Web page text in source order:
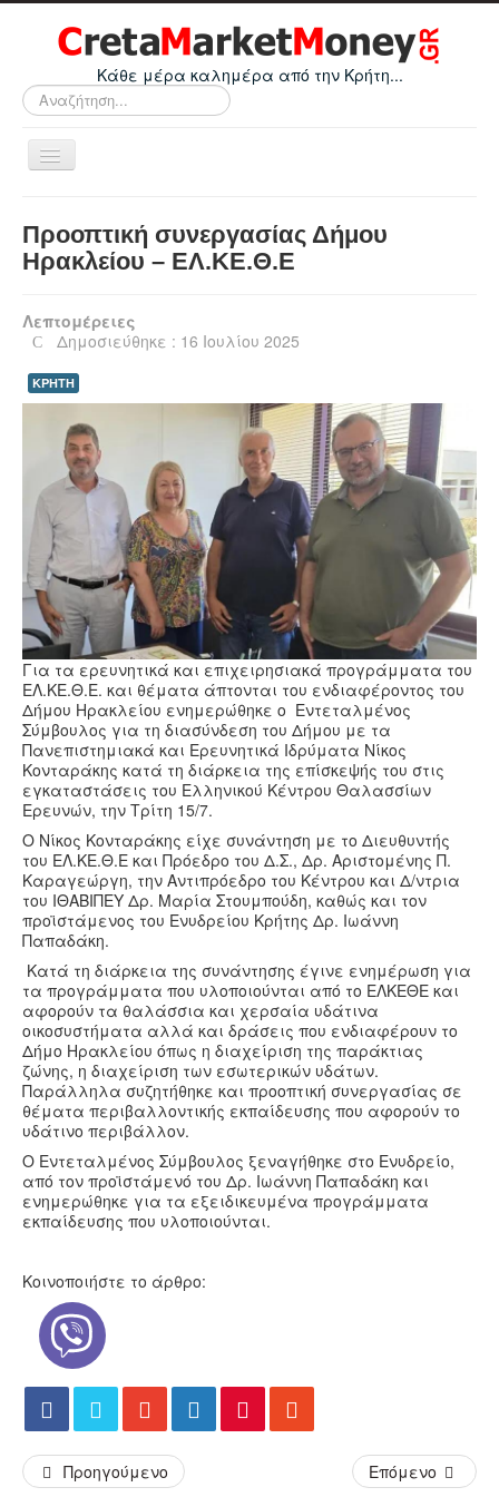
Κάθε μέρα καλημέρα από την Κρήτη...
Αναζήτηση...
Εναλλαγή
πλοήγησης
Οικονομικά
Ελλάδα
Κόσμος
Απόψεις
Τεχνολογία
Υγεία
Πολιτισμός
Αθλητικά
Βίντεο
Συνταγές
Προοπτική συνεργασίας Δήμου
Ηρακλείου – ΕΛ.ΚΕ.Θ.Ε
Λεπτομέρειες
Δημοσιεύθηκε : 16 Ιουλίου 2025
ΚΡΗΤΗ
Για τα ερευνητικά και επιχειρησιακά προγράμματα του
ΕΛ.ΚΕ.Θ.Ε. και θέματα άπτονται του ενδιαφέροντος του
Δήμου Ηρακλείου ενημερώθηκε ο Εντεταλμένος
Σύμβουλος για τη διασύνδεση του Δήμου με τα
Πανεπιστημιακά και Ερευνητικά Ιδρύματα Νίκος
Κονταράκης κατά τη διάρκεια της επίσκεψής του στις
εγκαταστάσεις του Ελληνικού Κέντρου Θαλασσίων
Ερευνών, την Τρίτη 15/7.
Ο Νίκος Κονταράκης είχε συνάντηση με το Διευθυντής
του ΕΛ.ΚΕ.Θ.Ε και Πρόεδρο του Δ.Σ., Δρ. Αριστομένης Π.
Καραγεώργη, την Αντιπρόεδρο του Κέντρου και Δ/ντρια
του ΙΘΑΒΙΠΕΥ Δρ. Μαρία Στουμπούδη, καθώς και τον
προϊστάμενος του Ενυδρείου Κρήτης Δρ. Ιωάννη
Παπαδάκη.
Κατά τη διάρκεια της συνάντησης έγινε ενημέρωση για
τα προγράμματα που υλοποιούνται από το ΕΛΚΕΘΕ και
αφορούν τα θαλάσσια και χερσαία υδάτινα
οικοσυστήματα αλλά και δράσεις που ενδιαφέρουν το
Δήμο Ηρακλείου όπως η διαχείριση της παράκτιας
ζώνης, η διαχείριση των εσωτερικών υδάτων.
Παράλληλα συζητήθηκε και προοπτική συνεργασίας σε
θέματα περιβαλλοντικής εκπαίδευσης που αφορούν το
υδάτινο περιβάλλον.
Ο Εντεταλμένος Σύμβουλος ξεναγήθηκε στο Ενυδρείο,
από τον προϊστάμενό του Δρ. Ιωάννη Παπαδάκη και
ενημερώθηκε για τα εξειδικευμένα προγράμματα
εκπαίδευσης που υλοποιούνται.
Κοινοποιήστε το άρθρο:
Προηγούμενο Επόμενο